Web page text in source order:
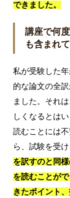
できました。
講座で何
も含まれ
私が受験した
的な論文の全
ました。それ
しくなるとは
読むことには
ら、試験を受け
を訳すのと同
を読むことが
きたポイント